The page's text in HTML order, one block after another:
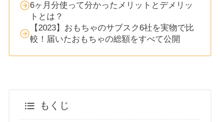
6ヶ月分使って分かったメリットとデメリッ
トとは？
【2023】おもちゃのサブスク6社を実物で比
較！届いたおもちゃの総額をすべて公開
もくじ